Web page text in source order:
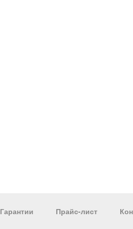
Гарантии Прайс-лист